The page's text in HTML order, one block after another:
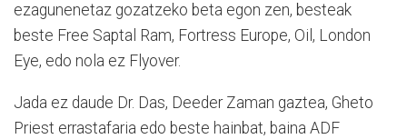
ezagunenetaz gozatzeko beta egon zen, besteak
beste Free Saptal Ram, Fortress Europe, Oil, London
Eye, edo nola ez Flyover.
Jada ez daude Dr. Das, Deeder Zaman gaztea, Gheto
Priest errastafaria edo beste hainbat, baina ADF